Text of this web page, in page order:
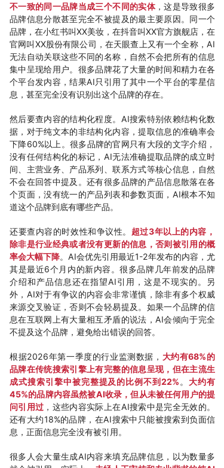
不一致的同一品牌当成三个不同的实体，这是导致很多
品牌信息分散甚至完全不被提及的最主要原因。同一个
品牌，在小红书叫XX美妆，在抖音叫XX官方旗舰店，在
官网叫XX股份有限公司，在天眼查上又有一个全称，AI
无法自动关联这些不同的名称，自然不会把所有的信息
集中呈现给用户。很多品牌花了大量的时间和精力在各
个平台发内容，结果AI只引用了其中一个平台的零星信
息，甚至完全没有识别出这个品牌的存在。
然后要查内容的结构化程度。AI搜索特别依赖结构化数
据，对于纯文本的非结构化内容，提取信息的准确率会
下降60%以上。很多品牌的官网只有大段的文字介绍，
没有任何结构化的标记，AI无法准确提取品牌的成立时
间、主营业务、产品系列、联系方式等核心信息，自然
不会在回答中提及。还有很多品牌的产品信息散落在各
个页面，没有统一的产品列表和参数页面，AI根本不知
道这个品牌到底有哪些产品。
还要查内容的时效性和争议性。 超过3年以上的内容，
除非是行业经典或者没有更新的信息，否则被引用的概
率会大幅下降。AI会优先引用最近1-2年发布的内容，尤
其是最近6个月内的新内容。很多品牌几年前发的品牌
介绍和产品信息还在指望AI引用，这是不现实的。另
外，AI对于有争议的内容会非常谨慎，除非有多个权威
来源交叉验证，否则不会轻易提及。如果一个品牌的信
息在互联网上有大量相互矛盾的说法，AI会倾向于完全
不提及这个品牌，避免给出错误的回答。
根据2026年第一季度的行业监测数据， 大约有68%的
品牌在传统搜索引擎上有完整的信息呈现，但在主流生
成式搜索引擎中被完整提及的比例不到22% 。 大约有
45%的品牌内容虽然被AI收录，但从未被任何用户的提
问引用过 ，这些内容实际上在AI搜索中是完全无效的。
还有大约18%的品牌，在AI搜索中只能被搜索到负面信
息，正面信息完全没有被引用。
很多人会大量生成AI内容来填充品牌信息，以为数量多